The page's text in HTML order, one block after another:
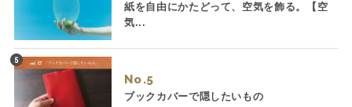
紙を自由にかたどって、空気を飾る。【空
気...
No.
ブックカバーで隠したいもの